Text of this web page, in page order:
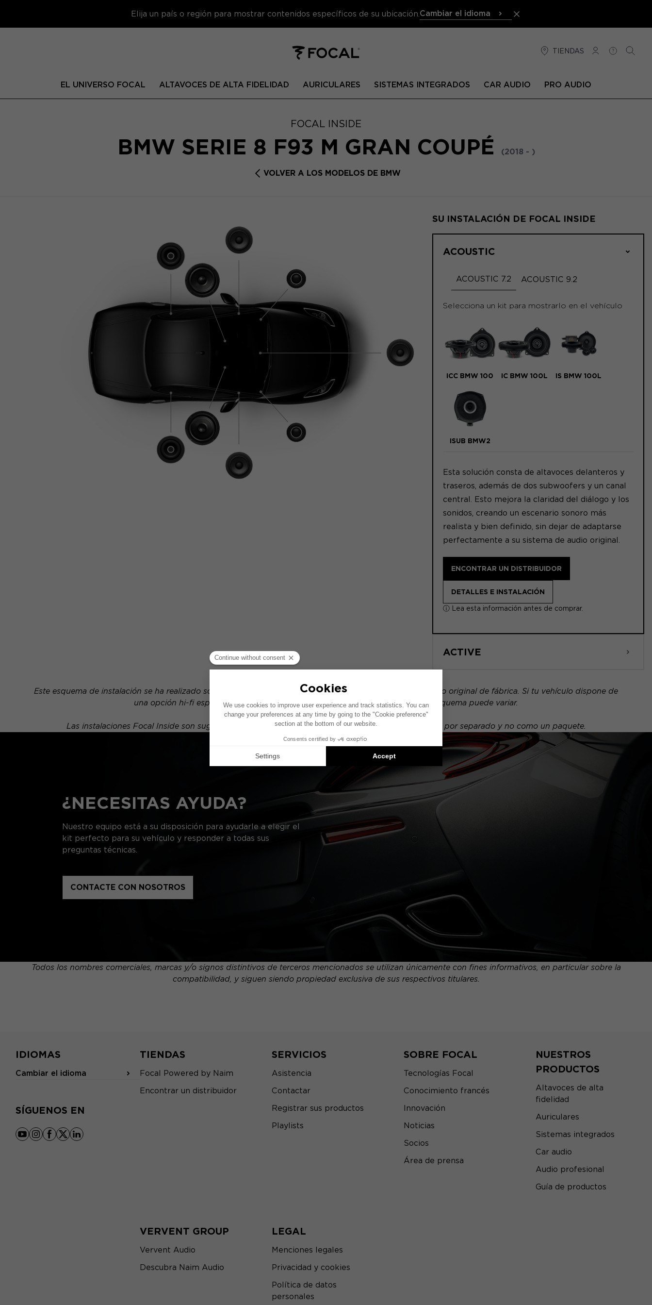
Elija un país o región para mostrar contenidos específicos de su ubicación. Cambiar el idioma
TIENDAS
CONEXIÓN
AYUDA
EL UNIVERSO FOCAL ALTAVOCES DE ALTA FIDELIDAD AURICULARES SISTEMAS INTEGRADOS CAR AUDIO PRO AUDIO
FOCAL INSIDE
BMW SERIE 8 F93 M GRAN COUPÉ (2018 - )
VOLVER A LOS MODELOS DE BMW
SU INSTALACIÓN DE FOCAL INSIDE
ACOUSTIC
ACOUSTIC 7.2 ACOUSTIC 9.2
Selecciona un kit para mostrarlo en el vehículo
ICC BMW 100 IC BMW 100L IS BMW 100L
ISUB BMW2
Esta solución consta de altavoces delanteros y
traseros, además de dos subwoofers y un canal
central. Esto mejora la claridad del diálogo y los
sonidos, creando un escenario sonoro más
realista y bien definido, sin dejar de adaptarse
perfectamente a su sistema de audio original.
ENCONTRAR UN DISTRIBUIDOR
DETALLES E INSTALACIÓN
ⓘ Lea esta información antes de comprar.
ACTIVE
Este esquema de instalación se ha realizado sobre la base de un vehículo equipado con un sistema de audio original de fábrica. Si tu vehículo dispone de
una opción hi-fi específica, la ubicación de los elementos presentados en este esquema puede variar.
Las instalaciones Focal Inside son sugerencias de productos compatibles: cada elemento se vende por separado y no como un paquete.
¿NECESITAS AYUDA?
Nuestro equipo está a su disposición para ayudarle a elegir el
kit perfecto para su vehículo y responder a todas sus
preguntas técnicas.
CONTACTE CON NOSOTROS
Todos los nombres comerciales, marcas y/o signos distintivos de terceros mencionados se utilizan únicamente con fines informativos, en particular sobre la
compatibilidad, y siguen siendo propiedad exclusiva de sus respectivos titulares.
IDIOMAS
Cambiar el idioma
SÍGUENOS EN
youtube
instagram
facebook
x linkedin
TIENDAS
Focal Powered by Naim
Encontrar un distribuidor
SERVICIOS
Asistencia
Contactar
Registrar sus productos
Playlists
SOBRE FOCAL
Tecnologías Focal
Conocimiento francés
Innovación
Noticias
Socios
Área de prensa
NUESTROS
PRODUCTOS
Altavoces de alta
fidelidad
Auriculares
Sistemas integrados
Car audio
Audio profesional
Guía de productos
VERVENT GROUP
Vervent Audio
Descubra Naim Audio
LEGAL
Menciones legales
Privacidad y cookies
Política de datos
personales